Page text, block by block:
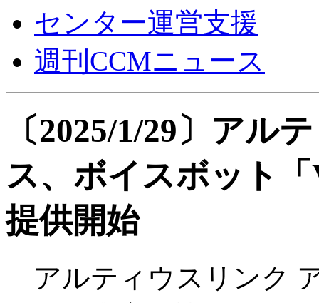
センター運営支援
週刊CCMニュース
〔2025/1/29〕アル
ス、ボイスボット
提供開始
アルティウスリンク